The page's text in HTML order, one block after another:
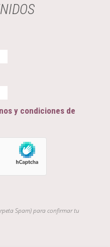
y condiciones de
Spam) para confirmar tu